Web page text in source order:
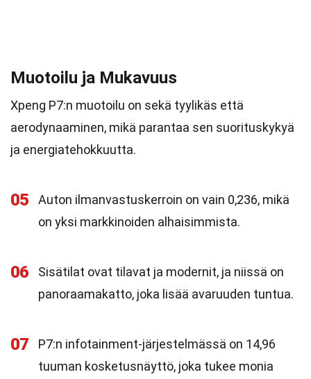
Muotoilu ja Mukavuus
Xpeng P7:n muotoilu on sekä tyylikäs että
aerodynaaminen, mikä parantaa sen suorituskykyä
ja energiatehokkuutta.
05
Auton ilmanvastuskerroin on vain 0,236, mikä
on yksi markkinoiden alhaisimmista.
06
Sisätilat ovat tilavat ja modernit, ja niissä on
panoraamakatto, joka lisää avaruuden tuntua.
07
P7:n infotainment-järjestelmässä on 14,96
tuuman kosketusnäyttö, joka tukee monia